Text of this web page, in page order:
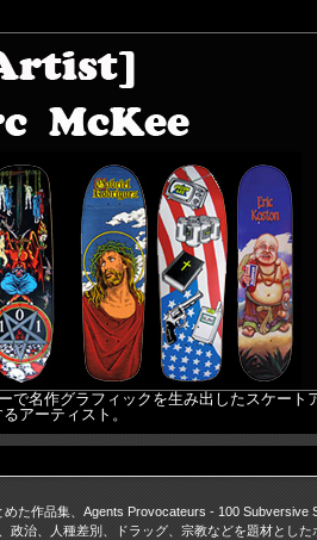
名作グラフィックを生み出したスケー
アーティスト。
た作品集、Agents Provocateurs - 100
治、人種差別、ドラッグ、宗教などを題材とし